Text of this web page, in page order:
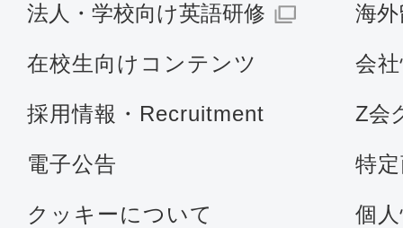
法人・学校向け英語研修 海
在校生向けコンテンツ 会
採用情報・Recruitment Z会
電子公告 特
クッキーについて 個